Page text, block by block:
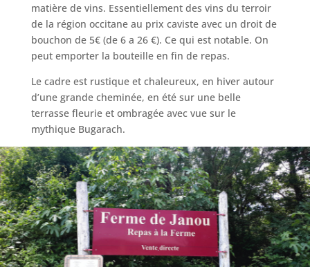
matière de vins. Essentiellement des vins du terroir
de la région occitane au prix caviste avec un droit de
bouchon de 5€ (de 6 a 26 €). Ce qui est notable. On
peut emporter la bouteille en fin de repas.
Le cadre est rustique et chaleureux, en hiver autour
d’une grande cheminée, en été sur une belle
terrasse fleurie et ombragée avec vue sur le
mythique Bugarach.